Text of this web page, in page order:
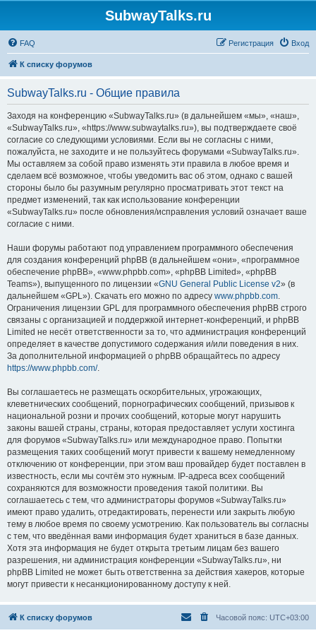
SubwayTalks.ru
FAQ Вход
Регистрация
К списку форумов
SubwayTalks.ru - Общие правила
Заходя на конференцию «SubwayTalks.ru» (в дальнейшем «мы», «наш»,
«SubwayTalks.ru», «https://www.subwaytalks.ru»), вы подтверждаете своё
согласие со следующими условиями. Если вы не согласны с ними,
пожалуйста, не заходите и не пользуйтесь форумами «SubwayTalks.ru».
Мы оставляем за собой право изменять эти правила в любое время и
сделаем всё возможное, чтобы уведомить вас об этом, однако с вашей
стороны было бы разумным регулярно просматривать этот текст на
предмет изменений, так как использование конференции
«SubwayTalks.ru» после обновления/исправления условий означает ваше
согласие с ними.
Наши форумы работают под управлением программного обеспечения
для создания конференций phpBB (в дальнейшем «они», «программное
обеспечение phpBB», «www.phpbb.com», «phpBB Limited», «phpBB
Teams»), выпущенного по лицензии «GNU General Public License v2» (в
дальнейшем «GPL»). Скачать его можно по адресу www.phpbb.com.
Ограничения лицензии GPL для программного обеспечения phpBB строго
связаны с организацией и поддержкой интернет-конференций, и phpBB
Limited не несёт ответственности за то, что администрация конференций
определяет в качестве допустимого содержания и/или поведения в них.
За дополнительной информацией о phpBB обращайтесь по адресу
https://www.phpbb.com/.
Вы соглашаетесь не размещать оскорбительных, угрожающих,
клеветнических сообщений, порнографических сообщений, призывов к
национальной розни и прочих сообщений, которые могут нарушить
законы вашей страны, страны, которая предоставляет услуги хостинга
для форумов «SubwayTalks.ru» или международное право. Попытки
размещения таких сообщений могут привести к вашему немедленному
отключению от конференции, при этом ваш провайдер будет поставлен в
известность, если мы сочтём это нужным. IP-адреса всех сообщений
сохраняются для возможности проведения такой политики. Вы
соглашаетесь с тем, что администраторы форумов «SubwayTalks.ru»
имеют право удалить, отредактировать, перенести или закрыть любую
тему в любое время по своему усмотрению. Как пользователь вы согласны
с тем, что введённая вами информация будет храниться в базе данных.
Хотя эта информация не будет открыта третьим лицам без вашего
разрешения, ни администрация конференции «SubwayTalks.ru», ни
phpBB Limited не может быть ответственна за действия хакеров, которые
могут привести к несанкционированному доступу к ней.
К списку форумов Часовой пояс: UTC+03:00